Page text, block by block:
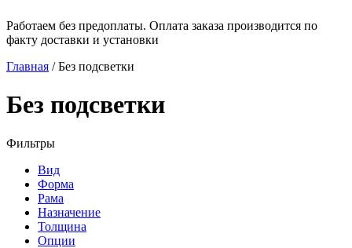
Работаем без предоплаты. Оплата заказа производится по
факту доставки и установки
Главная /Без подсветки
Без подсветки
Фильтры
Вид
Форма
Рама
Назначение
Толщина
Опции